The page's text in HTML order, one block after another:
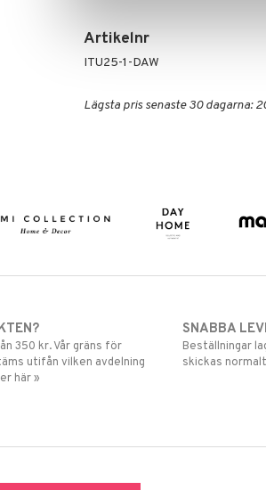
Artikelnr
ITU25-1-DAW
Lägsta pris senaste 30 dagarna:
350 kr. Vår gräns för
utifån vilken avdelning
här »
SNABBA
Beställningar
skickas